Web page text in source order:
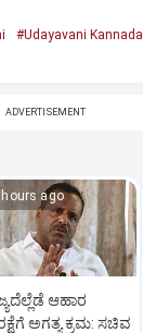
#Udayavani Kannada
ADVERTISEMENT
ago
ಆಹಾರ
ಅಗತ್ಯ ಕ್ರಮ: ಸಚಿವ